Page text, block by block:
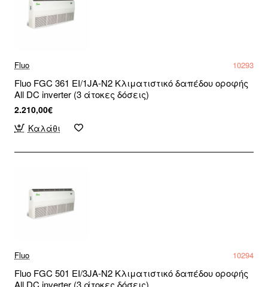
Fluo 10293
Fluo FGC 361 EI/1JA-N2 Κλιματιστικό δαπέδου οροφής
All DC inverter (3 άτοκες δόσεις)
2.210,00€
Καλάθι
Fluo 10294
Fluo FGC 501 EI/3JA-N2 Κλιματιστικό δαπέδου οροφής